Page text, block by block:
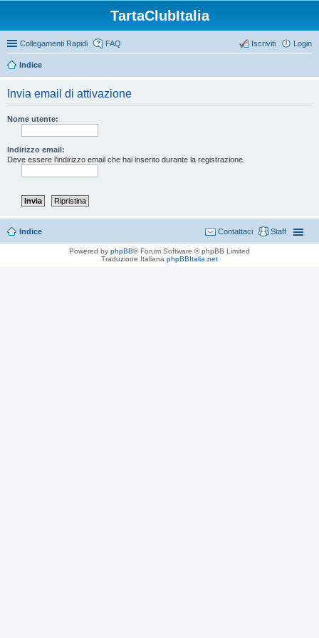
TartaClubItalia
Collegamenti Rapidi FAQ Login
Iscriviti
Indice
Invia email di attivazione
Nome utente:
Indirizzo email:
Deve essere l’indirizzo email che hai inserito durante la registrazione.
Indice Staff
Contattaci
Powered by phpBB® Forum Software © phpBB Limited
Traduzione Italiana phpBBItalia.net